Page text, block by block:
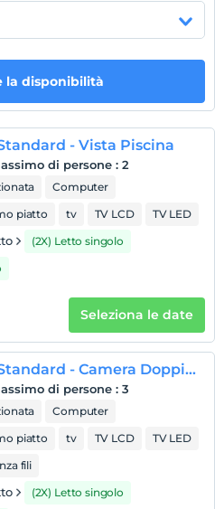
distanza, 50 mt. C'è un
Mostra sulla
mappa
la disponibilità
- Vista Piscina
di persone : 2
Computer
piatto
tv TV LCD TV LED
(2X) Letto singolo
Seleziona le date
Camera Standard - Camera Doppia con Letti Singoli con Vista Piscina
di persone : 3
Computer
piatto
tv TV LCD
TV LED
fili
(2X) Letto singolo